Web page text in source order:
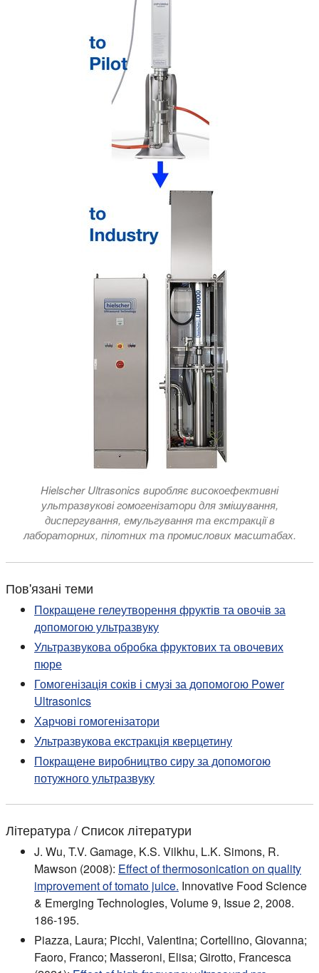
Hielscher Ultrasonics виробляє високоефективні
ультразвукові гомогенізатори для змішування,
диспергування, емульгування та екстракції в
лабораторних, пілотних та промислових масштабах.
Пов'язані теми
Покращене гелеутворення фруктів та овочів за
допомогою ультразвуку
Ультразвукова обробка фруктових та овочевих
пюре
Гомогенізація соків і смузі за допомогою Power
Ultrasonics
Харчові гомогенізатори
Ультразвукова екстракція кверцетину
Покращене виробництво сиру за допомогою
потужного ультразвуку
Література / Список літератури
J. Wu, T.V. Gamage, K.S. Vilkhu, L.K. Simons, R.
Mawson (2008): Effect of thermosonication on quality
improvement of tomato juice. Innovative Food Science
& Emerging Technologies, Volume 9, Issue 2, 2008.
186-195.
Piazza, Laura; Picchi, Valentina; Cortellino, Giovanna;
Faoro, Franco; Masseroni, Elisa; Girotto, Francesca